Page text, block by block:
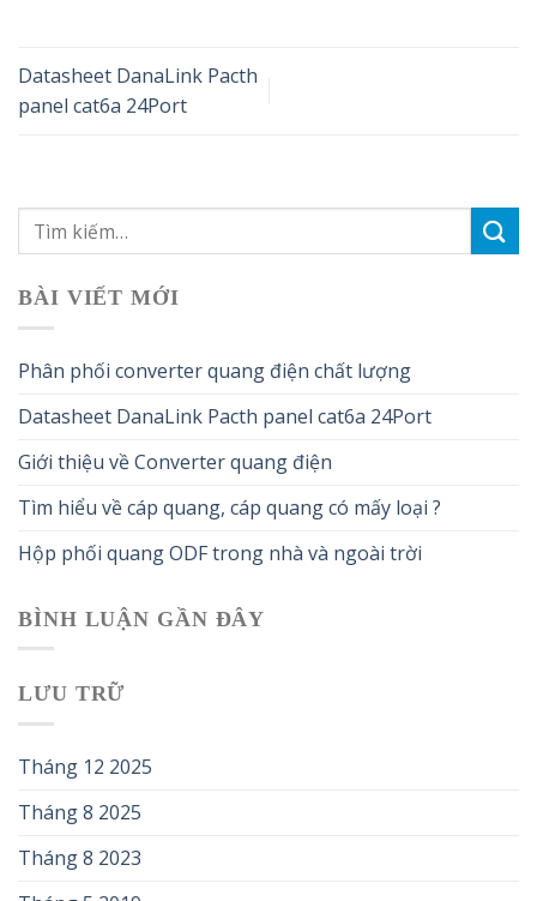
Datasheet DanaLink Pacth
panel cat6a 24Port
BÀI VIẾT MỚI
Phân phối converter quang điện chất lượng
Datasheet DanaLink Pacth panel cat6a 24Port
Giới thiệu về Converter quang điện
Tìm hiểu về cáp quang, cáp quang có mấy loại ?
Hộp phối quang ODF trong nhà và ngoài trời
BÌNH LUẬN GẦN ĐÂY
LƯU TRỮ
Tháng 12 2025
Tháng 8 2025
Tháng 8 2023